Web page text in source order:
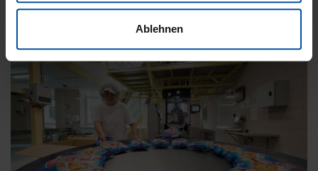
Ablehnen
Materialien und…